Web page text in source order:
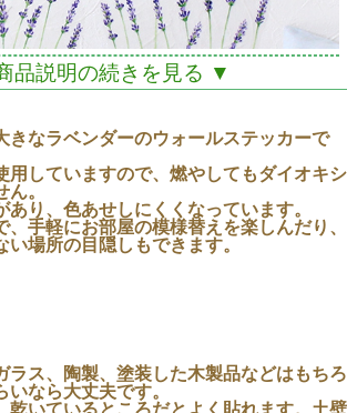
品説明の続きを見る ▼
きなラベンダーのウォールステッカーで
用していますので、燃やしてもダイオキシ
。
あり、色あせしにくくなっています。
、手軽にお部屋の模様替えを楽しんだり、
場所の目隠しもできます。
ラス、陶製、塗装した木製品などはもちろ
なら大丈夫です。